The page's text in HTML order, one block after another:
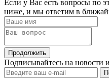
Если у Вас есть вопросы по
ниже, и мы ответим в
Продолжить
Подписывайтесь на новости